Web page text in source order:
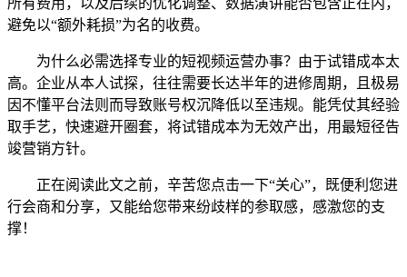
所有费用，以及后续的优化调整、数据演讲能否包含正在内，
避免以“额外耗损”为名的收费。
为什么必需选择专业的短视频运营办事？由于试错成本太
高。企业从本人试探，往往需要长达半年的进修周期，且极易
因不懂平台法则而导致账号权沉降低以至违规。能凭仗其经验
取手艺，快速避开圈套，将试错成本为无效产出，用最短径告
竣营销方针。
正在阅读此文之前，辛苦您点击一下“关心”，既便利您进
行会商和分享，又能给您带来纷歧样的参取感，感激您的支
撑！